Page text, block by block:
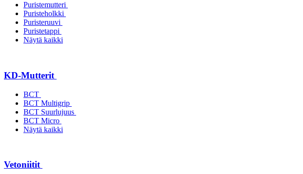
Puristemutteri
Puristeholkki
Puristeruuvi
Puristetappi
Näytä kaikki
KD-Mutterit
BCT
BCT Multigrip
BCT Suurlujuus
BCT Micro
Näytä kaikki
Vetoniitit